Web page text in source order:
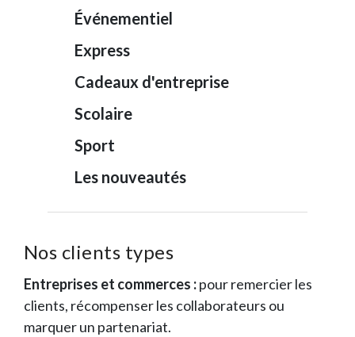
Événementiel
Express
Cadeaux d'entreprise
Scolaire
Sport
Les nouveautés
Nos clients types
Entreprises et commerces :pour remercier les
clients, récompenser les collaborateurs ou
marquer un partenariat.